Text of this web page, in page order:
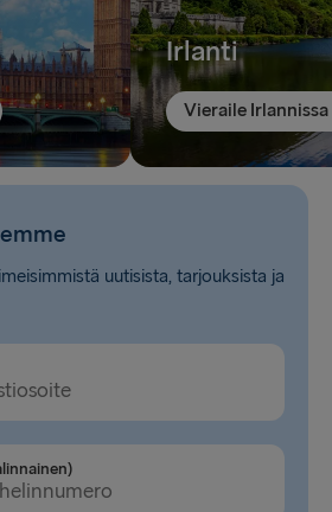
Irlanti
Vieraile Irlannissa
uutisista, tarjouksista ja